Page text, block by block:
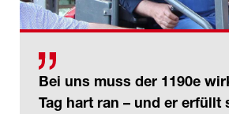
Bei uns muss der 1190e
Tag hart ran – und er erfüllt